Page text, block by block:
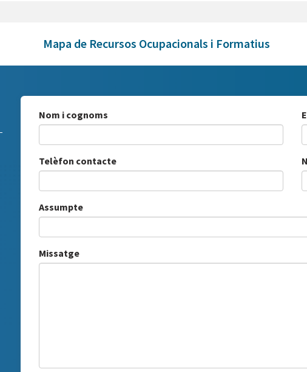
Mapa de Recursos Ocupacionals i Formatius
Nom i cognoms
Telèfon contacte
Assumpte
Missatge